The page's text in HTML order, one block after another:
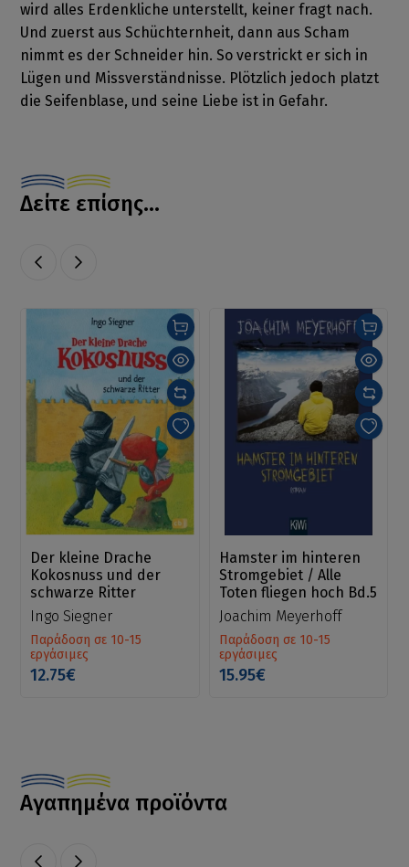
wird alles Erdenkliche unterstellt, keiner fragt nach.
Und zuerst aus Schüchternheit, dann aus Scham
nimmt es der Schneider hin. So verstrickt er sich in
Lügen und Missverständnisse. Plötzlich jedoch platzt
die Seifenblase, und seine Liebe ist in Gefahr.
Δείτε επίσης...
Der kleine Drache
Kokosnuss und der
schwarze Ritter
Ingo Siegner
Παράδοση σε 10-15
εργάσιμες
12.75€
Hamster im hinteren
Stromgebiet / Alle
Toten fliegen hoch Bd.5
Joachim Meyerhoff
Παράδοση σε 10-15
εργάσιμες
15.95€
Αγαπημένα προϊόντα